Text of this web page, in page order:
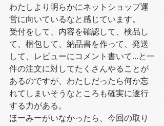
わたしより明らかにネットショップ運
営に向いているなと感じています。
受付をして、内容を確認して、検品し
て、梱包して、納品書を作って、発送
して、レビューにコメント書いて…と一
件の注文に対してたくさんやることが
あるのですが、わたしだったら何か忘
れてしまいそうなところも確実に遂行
する力がある。
ほーみーがいなかったら、今回の取り